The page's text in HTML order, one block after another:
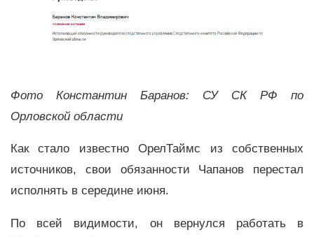
Фото Константин Баранов: СУ СК РФ по
Орловской области
Как стало известно ОрелТаймс из собственных
источников, свои обязанности Чапанов перестал
исполнять в середине июня.
По всей видимости, он вернулся работать в